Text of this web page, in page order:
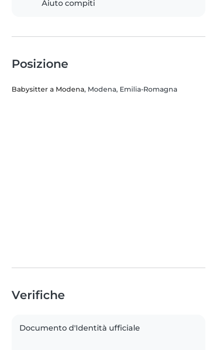
Aiuto compiti
Posizione
Babysitter a Modena, Modena, Emilia-Romagna
Verifiche
Documento d'Identità ufficiale